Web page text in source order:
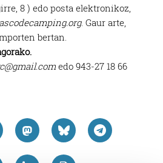
8 ) edo posta elektronikoz,
. Gaur arte,
bertan.
edo 943-27 18 66